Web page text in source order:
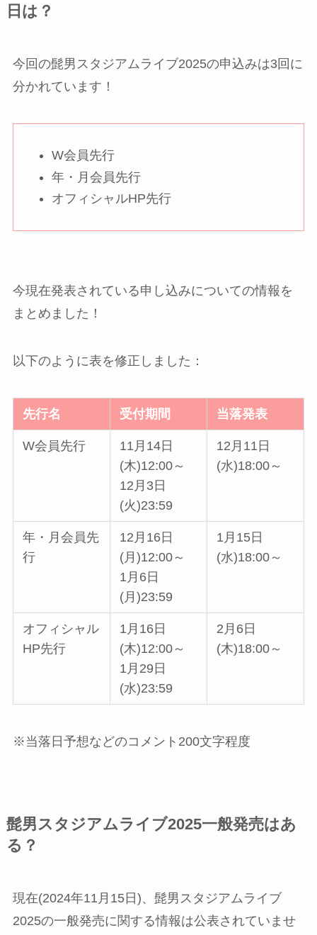
日は？
今回の髭男スタジアムライブ2025の申込みは3回に
分かれています！
W会員先行
年・月会員先行
オフィシャルHP先行
今現在発表されている申し込みについての情報を
まとめました！
以下のように表を修正しました：
先行名 受付期間 当落発表
W会員先行
11月14日
(木)12:00～
12月3日
(火)23:59
12月11日
(水)18:00～
年・月会員先
行
12月16日
(月)12:00～
1月6日
(月)23:59
1月15日
(水)18:00～
オフィシャル
HP先行
1月16日
(木)12:00～
1月29日
(水)23:59
2月6日
(木)18:00～
※当落日予想などのコメント200文字程度
髭男スタジアムライブ2025一般発売はあ
る？
現在(2024年11月15日)、髭男スタジアムライブ
2025の一般発売に関する情報は公表されていませ